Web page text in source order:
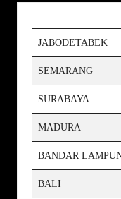
JABODETABEK
SEMARANG
SURABAYA
MADURA
BANDAR
BALI